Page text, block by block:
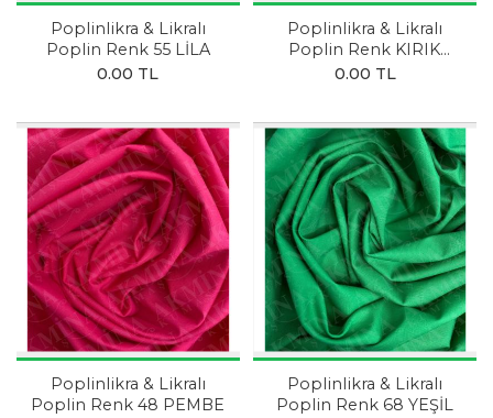
Poplinlikra & Likralı
Poplin Renk 55 LİLA
0.00 TL
Poplinlikra & Likralı
Poplin Renk KIRIK
BEYAZ
0.00 TL
Poplinlikra & Likralı
Poplin Renk 48 PEMBE
Poplinlikra & Likralı
Poplin Renk 68 YEŞİL